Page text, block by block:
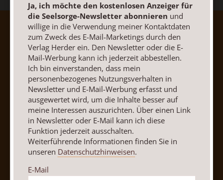
AGB und Widerrufsbelehrung
Datenschutz
Barrierefreiheit
Impressum
Vertrag widerrufen Abo online kündigen
Ja, ich möchte den kostenlosen Anzeiger für
die Seelsorge-Newsletter abonnieren und
willige in die Verwendung meiner Kontaktdaten
zum Zweck des E-Mail-Marketings durch den
Verlag Herder ein. Den Newsletter oder die E-
Mail-Werbung kann ich jederzeit abbestellen.
Ich bin einverstanden, dass mein
personenbezogenes Nutzungsverhalten in
Newsletter und E-Mail-Werbung erfasst und
ausgewertet wird, um die Inhalte besser auf
meine Interessen auszurichten. Über einen Link
in Newsletter oder E-Mail kann ich diese
Funktion jederzeit ausschalten.
Weiterführende Informationen finden Sie in
unseren Datenschutzhinweisen.
E-Mail